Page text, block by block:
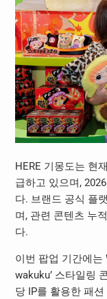
HERE 기몽도는 현
급하고 있으며 , 2026
다. 브랜드 공식 플
며 , 관련 콘텐츠 누
다.
이번 팝업 기간에는
wakuku’ 스타일링
당 IP를 활용한 패션